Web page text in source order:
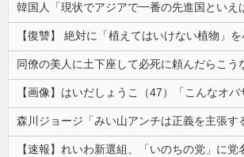
同僚の美人に土下座して必死に頼んだらこう
【速報】れいわ新選組、「いのちの党」に党